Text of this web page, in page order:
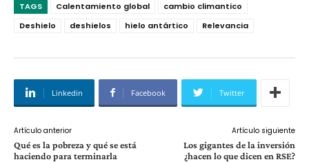
TAGS Calentamiento global
cambio climantico
Deshielo
deshielos hielo antártico Relevancia
Linkedin Facebook Twitter
Artículo anterior
Qué es la pobreza y qué se está
haciendo para terminarla
Artículo siguiente
Los gigantes de la inversión
¿hacen lo que dicen en RSE?